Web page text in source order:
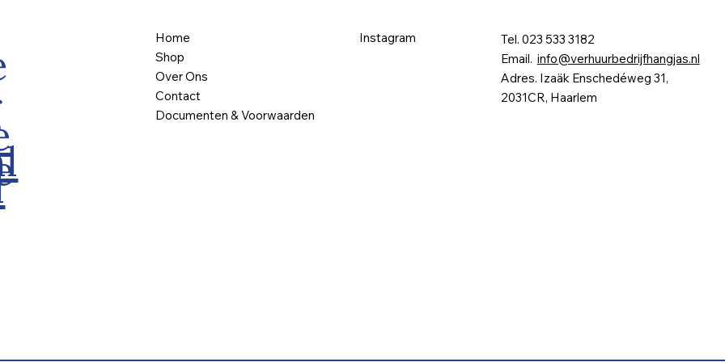
Home
Shop
Over Ons
Contact
Documenten & Voorwaarden
Instagram
Tel. 023 533 3182
Email. info@verhuurbedrijfhangjas.nl
Adres. Izaäk Enschedéweg 31,
2031CR, Haarlem